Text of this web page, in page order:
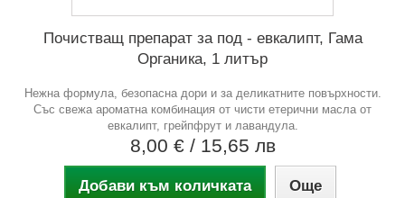
Почистващ препарат за под - евкалипт, Гама
Органика, 1 литър
Нежна формула, безопасна дори и за деликатните повърхности.
Със свежа ароматна комбинация от чисти етерични масла от
евкалипт, грейпфрут и лавандула.
8,00 € / 15,65 лв
Добави към количката Още